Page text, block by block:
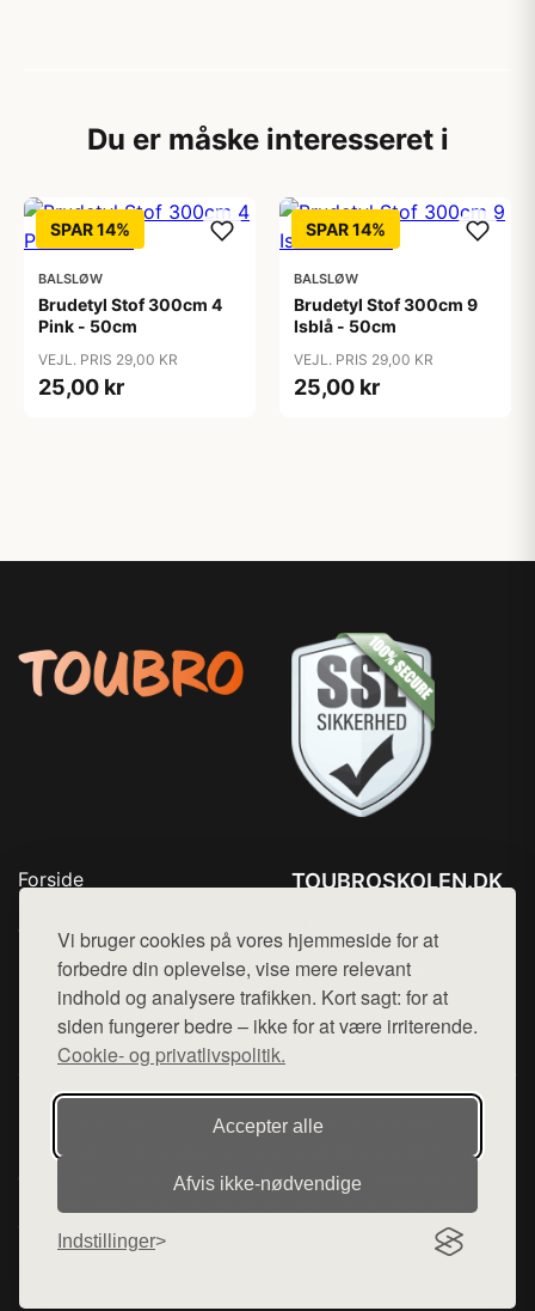
Vi bruger cookies på vores hjemmeside for at
forbedre din oplevelse, vise mere relevant
indhold og analysere trafikken. Kort sagt: for at
siden fungerer bedre – ikke for at være irriterende.
Cookie- og privatlivspolitik.
Accepter alle
Afvis ikke‑nødvendige
Indstillinger
Du er måske interesseret i
SPAR 14%
BALSLØW
Brudetyl Stof 300cm 4
Pink - 50cm
VEJL. PRIS 29,00 KR
25,00 kr
SPAR 14%
BALSLØW
Brudetyl Stof 300cm 9
Isblå - 50cm
VEJL. PRIS 29,00 KR
25,00 kr
Forside
Top Rabatter
Blog
Kontakt
TOUBROSKOLEN.DK
Mail: hej@want.dk
Cookie- og privatlivspolitik
Denne side er en del af want.dk, der udgiver en række
hjemmesider med præsentation af forskellige produkter fra
diverse webshops. Der sælges ikke varer fra denne side - vi
henviser til de shops, som sælger varen. Vi har heller ikke
varerne på lager.